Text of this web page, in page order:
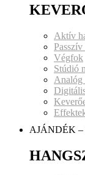
Aktív
Végfok
Stúdió
Analóg
AJÁNDÉK